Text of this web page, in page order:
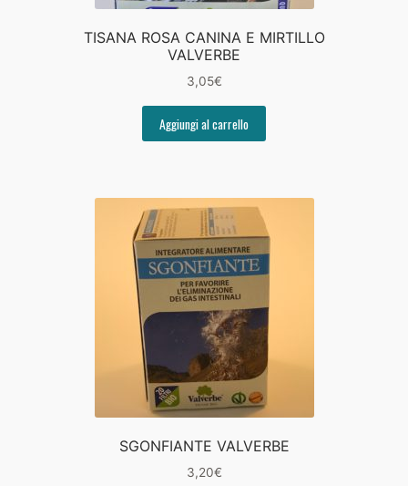
TISANA ROSA CANINA E MIRTILLO
VALVERBE
3,05€
Aggiungi al carrello
SGONFIANTE VALVERBE
3,20€